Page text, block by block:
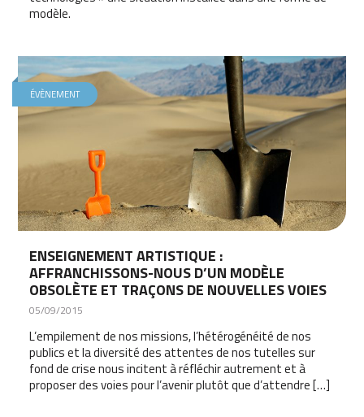
modèle.
ÉVÈNEMENT
ENSEIGNEMENT ARTISTIQUE :
AFFRANCHISSONS-NOUS D’UN MODÈLE
OBSOLÈTE ET TRAÇONS DE NOUVELLES VOIES
05/09/2015
L’empilement de nos missions, l’hétérogénéité de nos
publics et la diversité des attentes de nos tutelles sur
fond de crise nous incitent à réfléchir autrement et à
proposer des voies pour l’avenir plutôt que d’attendre […]